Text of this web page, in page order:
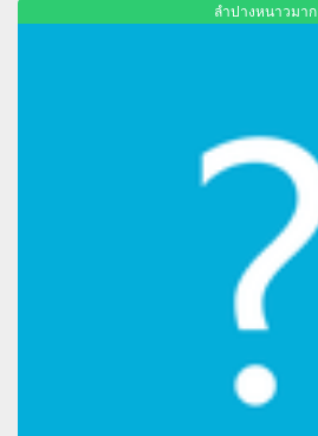
ลำปางหนาวมาก